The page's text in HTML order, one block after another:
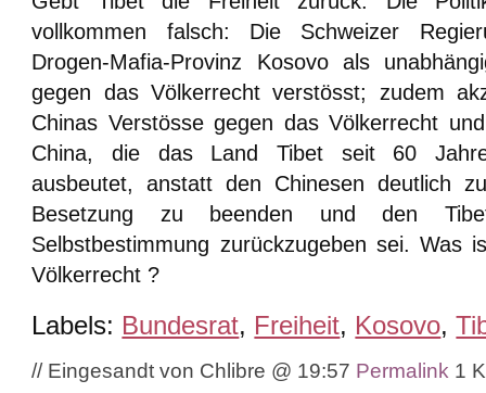
vollkommen falsch: Die Schweizer
Drogen-Mafia-Provinz Kosovo als
gegen das Völkerrecht verstösst; zudem
Chinas Verstösse gegen das Völkerrecht
China, die das Land Tibet seit 60
ausbeutet, anstatt den Chinesen deutlich
Besetzung zu beenden und den
Selbstbestimmung zurückzugeben sei. Was
Völkerrecht ?
Labels: Bundesrat, Freiheit, Kosovo,
// Eingesandt von Chlibre @ 19:57 Permalink 1